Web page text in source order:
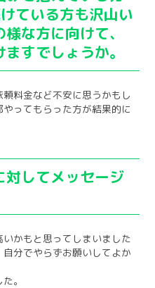
ている方も沢山い
な方に向けて、
すでしょうか。
料金など不安に思うかもし
ってもらった方が結果的に
対してメッセージ
かもと思ってしまいました
分でやらずお願いしてよか
。